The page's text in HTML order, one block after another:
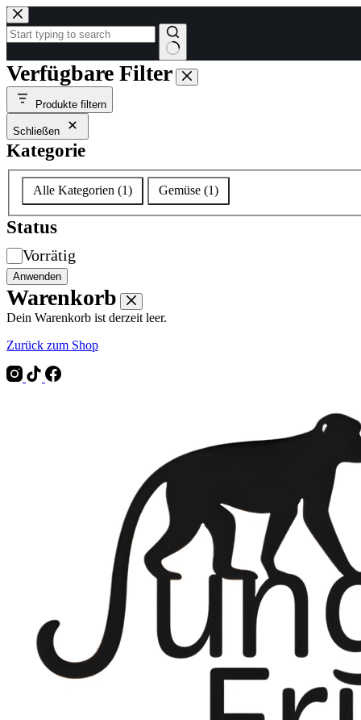
Zum
Inhalt
springen
Keine
Ergebnisse
Verfügbare Filter
Produkte filtern
Schließen
Kategorie
Kategorie
Alle Kategorien (1) Gemüse (1)
Status
Verfügbarkeit
Vorrätig
Anwenden
Warenkorb
Dein Warenkorb ist derzeit leer.
Zurück zum Shop